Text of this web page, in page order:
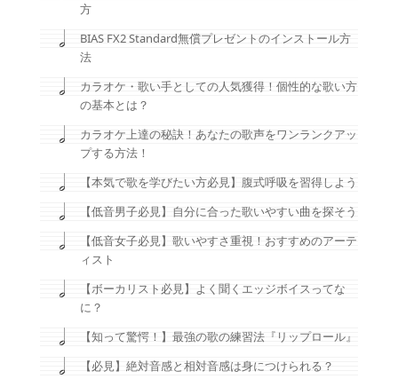
方
BIAS FX2 Standard無償プレゼントのインストール方
法
カラオケ・歌い手としての人気獲得！個性的な歌い方
の基本とは？
カラオケ上達の秘訣！あなたの歌声をワンランクアッ
プする方法！
【本気で歌を学びたい方必見】腹式呼吸を習得しよう
【低音男子必見】自分に合った歌いやすい曲を探そう
【低音女子必見】歌いやすさ重視！おすすめのアーテ
ィスト
【ボーカリスト必見】よく聞くエッジボイスってな
に？
【知って驚愕！】最強の歌の練習法『リップロール』
【必見】絶対音感と相対音感は身につけられる？